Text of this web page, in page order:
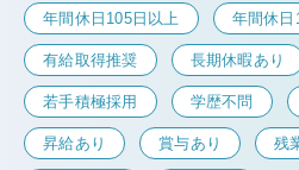
年間休日105日以上 年間休日
有給取得推奨 長期休暇あり
若手積極採用 学歴不問
昇給あり 賞与あり 残